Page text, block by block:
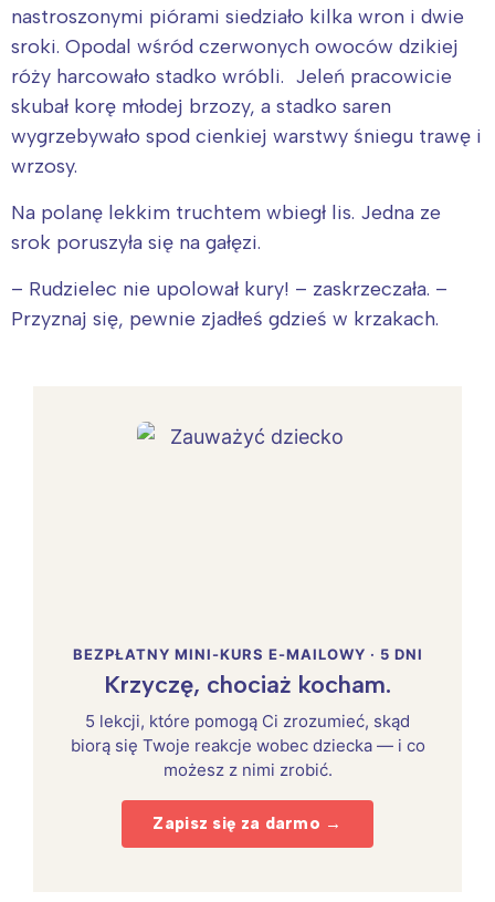
nastroszonymi piórami siedziało kilka wron i dwie
sroki. Opodal wśród czerwonych owoców dzikiej
róży harcowało stadko wróbli. Jeleń pracowicie
skubał korę młodej brzozy, a stadko saren
wygrzebywało spod cienkiej warstwy śniegu trawę i
wrzosy.
Na polanę lekkim truchtem wbiegł lis. Jedna ze
srok poruszyła się na gałęzi.
– Rudzielec nie upolował kury! – zaskrzeczała. –
Przyznaj się, pewnie zjadłeś gdzieś w krzakach.
BEZPŁATNY MINI-KURS E-MAILOWY · 5 DNI
Krzyczę, chociaż kocham.
5 lekcji, które pomogą Ci zrozumieć, skąd
biorą się Twoje reakcje wobec dziecka — i co
możesz z nimi zrobić.
Zapisz się za darmo →